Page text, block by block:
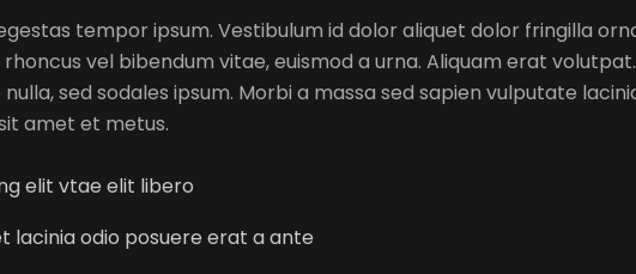
tempor ipsum. Vestibulum id dolor aliquet dolor fringilla
vel bibendum vitae, euismod a urna. Aliquam erat
nulla, sed sodales ipsum. Morbi a massa sed sapien vulputate
amet et metus.
elit vtae elit libero
lacinia odio posuere erat a ante